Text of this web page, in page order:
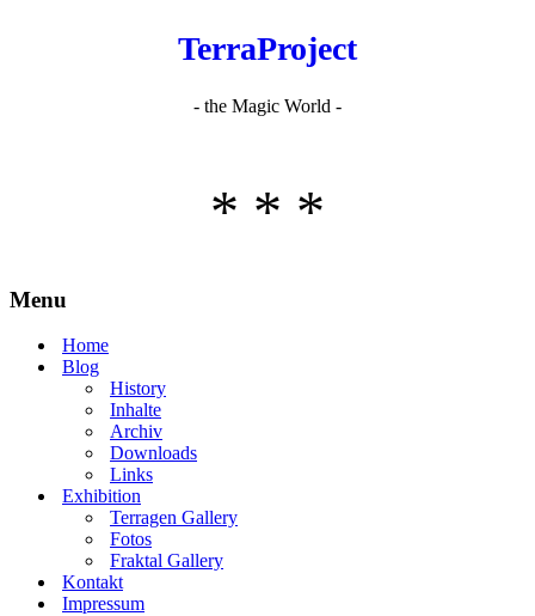
TerraProject
- the Magic World -
* * *
Menu
Home
Blog
History
Inhalte
Archiv
Downloads
Links
Exhibition
Terragen Gallery
Fotos
Fraktal Gallery
Kontakt
Impressum